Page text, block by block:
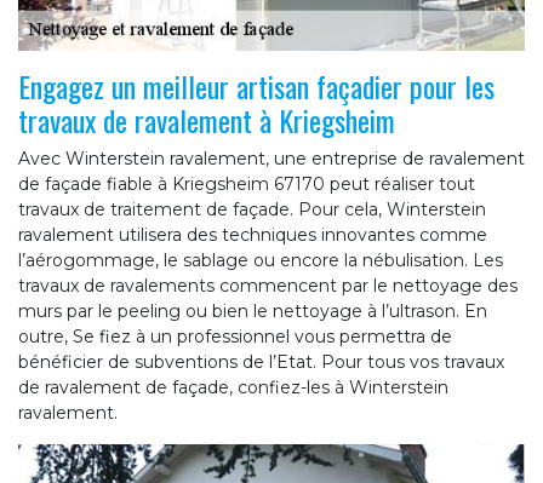
Engagez un meilleur artisan façadier pour les
travaux de ravalement à Kriegsheim
Avec Winterstein ravalement, une entreprise de ravalement
de façade fiable à Kriegsheim 67170 peut réaliser tout
travaux de traitement de façade. Pour cela, Winterstein
ravalement utilisera des techniques innovantes comme
l’aérogommage, le sablage ou encore la nébulisation. Les
travaux de ravalements commencent par le nettoyage des
murs par le peeling ou bien le nettoyage à l’ultrason. En
outre, Se fiez à un professionnel vous permettra de
bénéficier de subventions de l’Etat. Pour tous vos travaux
de ravalement de façade, confiez-les à Winterstein
ravalement.